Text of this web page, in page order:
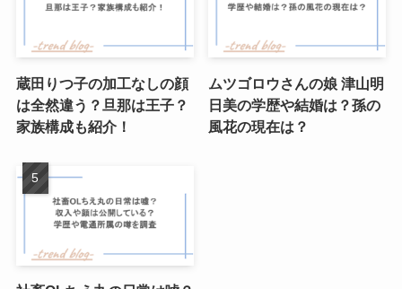
蔵田りつ子の加工なしの顔
は全然違う？旦那は王子？
家族構成も紹介！
ムツゴロウさんの娘 津山明
日美の学歴や結婚は？孫の
風花の現在は？